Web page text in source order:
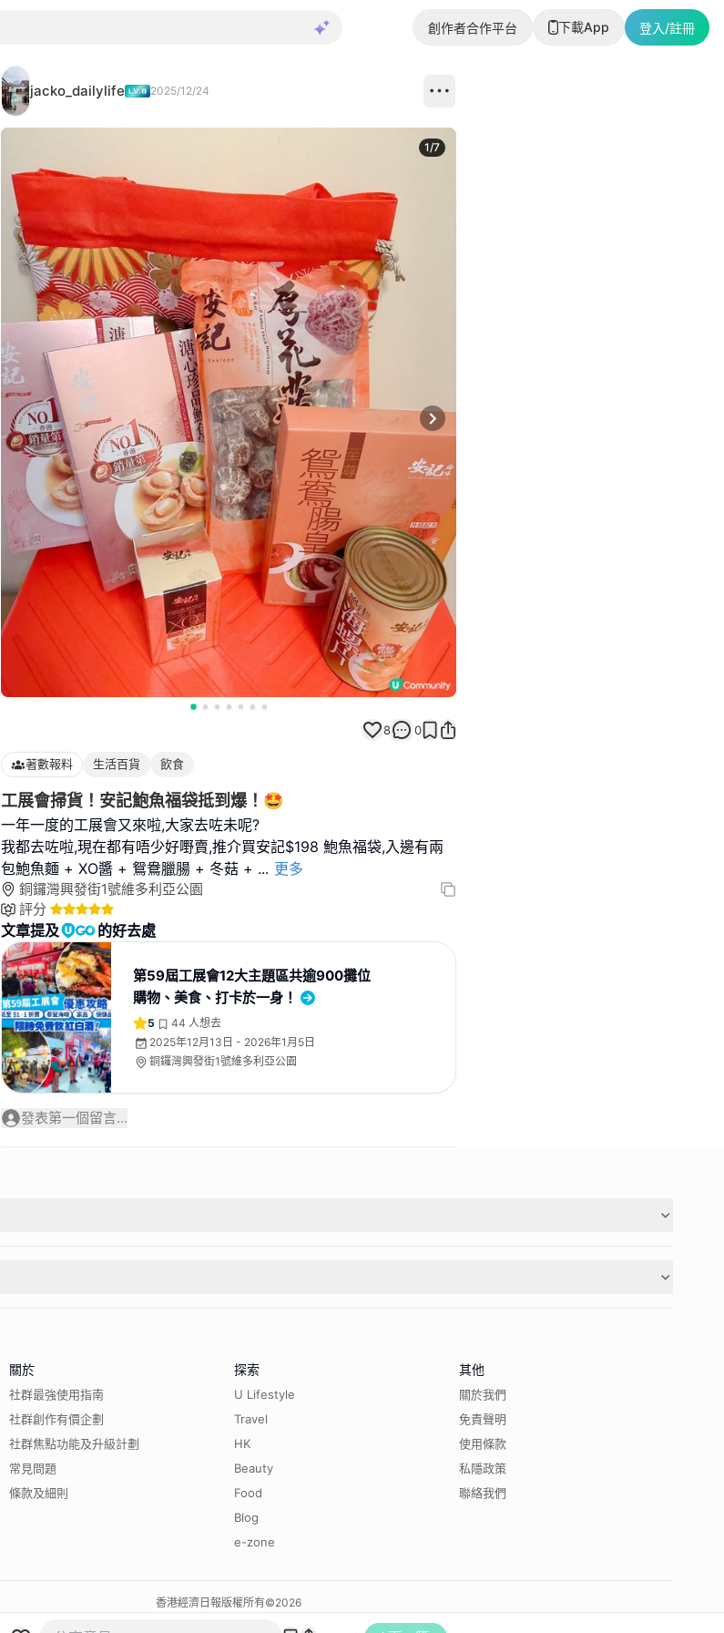
創作者合作平台 下載App 登入/註冊
jacko_dailylife 2025/12/24
Next slide
1/7
8 0
著數報料 生活百貨 飲食
工展會掃貨！安記鮑魚福袋抵到爆！🤩
一年一度的工展會又來啦,大家去咗未呢?
我都去咗啦,現在都有唔少好嘢賣,推介買安記$198 鮑魚福袋,入邊有兩
包鮑魚麵 + XO醬 + 鴛鴦臘腸 + 冬菇 + ... 更多
銅鑼灣興發街1號維多利亞公園
評分
文章提及 的好去處
第59屆工展會12大主題區共逾900攤位
購物、美食、打卡於一身！
5 44 人想去
2025年12月13日 - 2026年1月5日
銅鑼灣興發街1號維多利亞公園
發表第一個留言...
關於
社群最強使用指南
社群創作有價企劃
社群焦點功能及升級計劃
常見問題
條款及細則
探索
U Lifestyle
Travel
HK
Beauty
Food
Blog
e-zone
其他
關於我們
免責聲明
使用條款
私隱政策
聯絡我們
香港經濟日報版權所有©2026